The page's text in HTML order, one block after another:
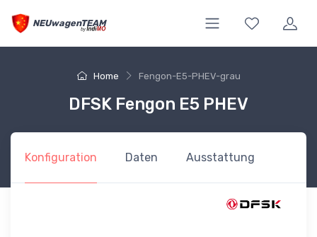
NEUwagenTEAM
Home Fengon-E5-PHEV-grau
DFSK Fengon E5 PHEV
Konfiguration Daten Ausstattung